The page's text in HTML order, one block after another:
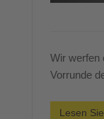
Wir werfen
Vorrunde
Lesen